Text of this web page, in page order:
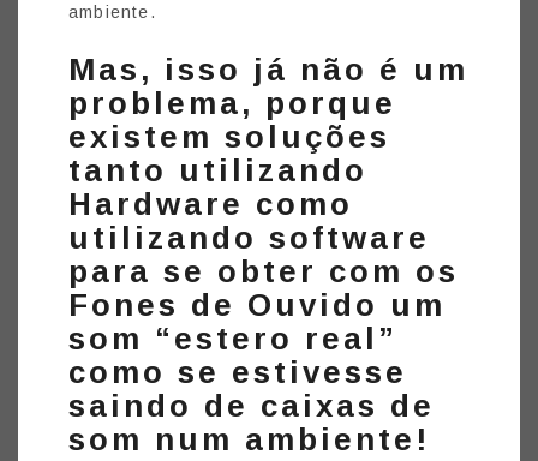
ambiente.
Mas, isso já não é um
problema, porque
existem soluções
tanto utilizando
Hardware como
utilizando software
para se obter com os
Fones de Ouvido um
som “estero real”
como se estivesse
saindo de caixas de
som num ambiente!